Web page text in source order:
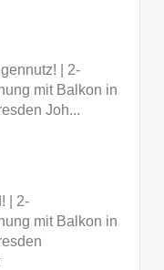
| 2-
mit Balkon in
Joh...
| 2-
mit Balkon in